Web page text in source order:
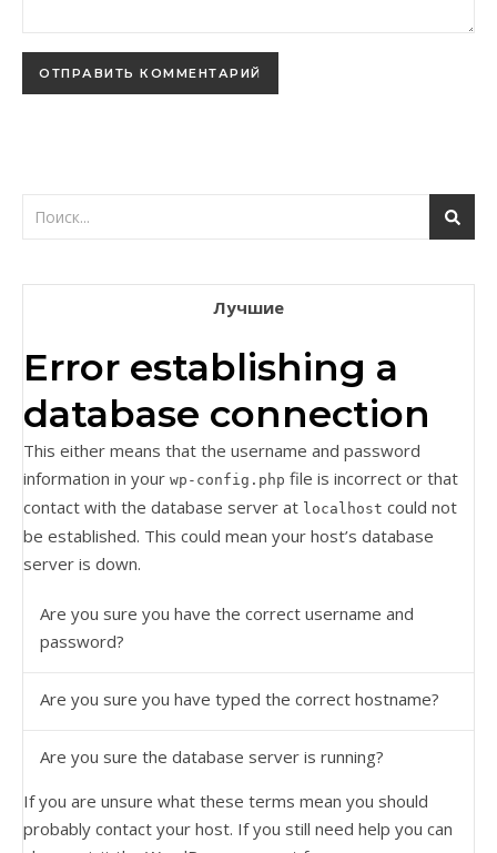
Лучшие
Error establishing a
database connection
This either means that the username and password
information in your wp-config.php file is incorrect or that
contact with the database server at localhost could not
be established. This could mean your host’s database
server is down.
Are you sure you have the correct username and
password?
Are you sure you have typed the correct hostname?
Are you sure the database server is running?
If you are unsure what these terms mean you should
probably contact your host. If you still need help you can